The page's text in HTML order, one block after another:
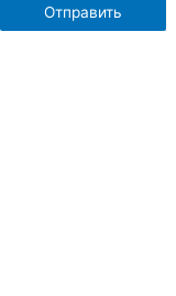
Отправить